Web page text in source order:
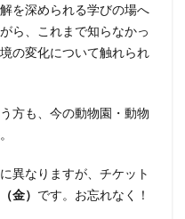
を深められる学びの場へ
ら、これまで知らなかっ
の変化について触れられ
方も、今の動物園・動物
異なりますが、チケット
（金） です。お忘れなく！